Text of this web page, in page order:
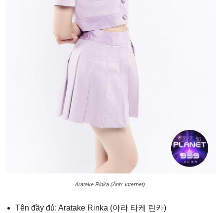
Aratake Rinka (Ảnh: Internet).
Tên đầy đủ: Aratake Rinka (아라 타케 린카)